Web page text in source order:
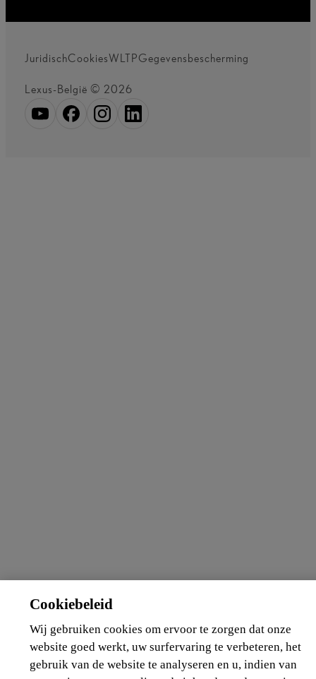
JuridischCookiesWLTPGegevensbescherming
Lexus-België © 2026
Cookiebeleid
Wij gebruiken cookies om ervoor te zorgen dat onze
website goed werkt, uw surfervaring te verbeteren, het
gebruik van de website te analyseren en u, indien van